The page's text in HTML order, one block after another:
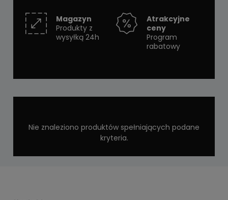
Magazyn
Produkty z
wysyłką 24h
Atrakcyjne
ceny
Program
rabatowy
Nie znaleziono produktów spełniających podane
kryteria.